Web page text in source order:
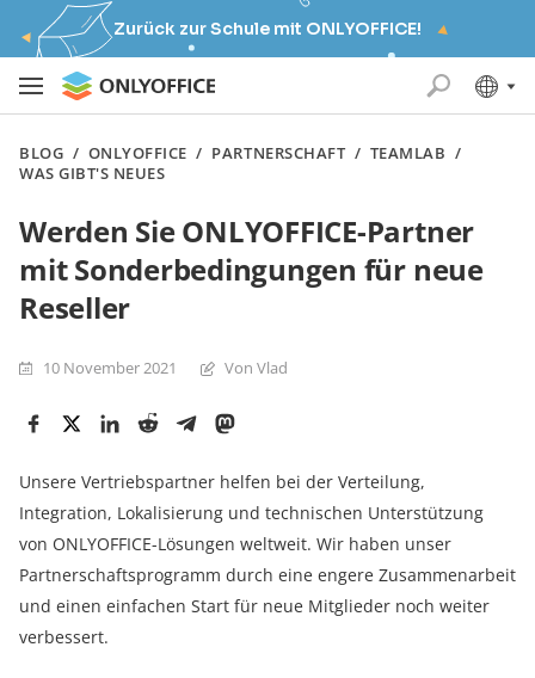
Zurück zur Schule mit ONLYOFFICE!
BLOG / ONLYOFFICE / PARTNERSCHAFT/ TEAMLAB /
WAS GIBT'S NEUES
Werden Sie ONLYOFFICE-Partner
mit Sonderbedingungen für neue
Reseller
10 November 2021 Von Vlad
Unsere Vertriebspartner helfen bei der Verteilung,
Integration, Lokalisierung und technischen Unterstützung
von ONLYOFFICE-Lösungen weltweit. Wir haben unser
Partnerschaftsprogramm durch eine engere Zusammenarbeit
und einen einfachen Start für neue Mitglieder noch weiter
verbessert.